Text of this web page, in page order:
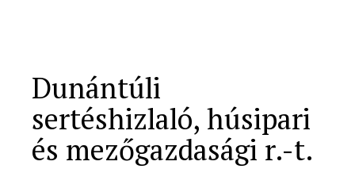
Dunántúli
sertéshizlaló, húsipari
és mezőgazdasági r.-t.